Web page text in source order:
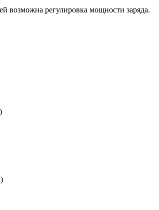
возможна регулировка мощности заряда.